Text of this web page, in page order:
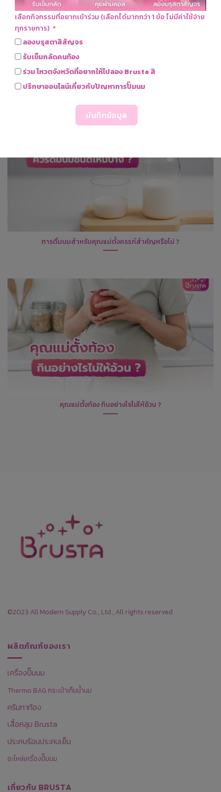
การดื่มนมสำหรับคุณแม่ตั้งครรภ์สำคัญหรือไม่ ?
คุณแม่ตั้งท้อง กินอย่างไรไม่ให้อ้วน ?
©2023 All Modern Supply Co., Ltd., All rights reserved
ผลิตภัณฑ์ของเรา
เครื่องปั๊มนม
Thermo BAG กระเป๋าเก็บน้ำนม
ครีมทาท้อง
เสื้อคลุม Brusta
ประคบร้อนประคบเย็น
อะไหล่เครื่องปั๊มนม
เกี่ยวกับ BRUSTA
เลือกกิจกรรมที่อยากเข้าร่วม (เลือกได้มากกว่า 1 ข้อ ไม่มีค่าใช้จ่าย
ทุกรายการ)
ลองบรุสตาสิสัญจร
รับเข็มกลัดคนท้อง
ร่วม โหวตจังหวัดที่อยากให้ไปลอง Brusta สิ
ปรึกษาออนไลน์เกี่ยวกับปัญหาการปั๊มนม
บันทึกข้อมูล